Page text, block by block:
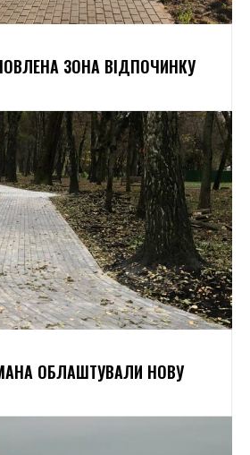
ЗОНА ВІДПОЧИНКУ
ОБЛАШТУВАЛИ НОВУ